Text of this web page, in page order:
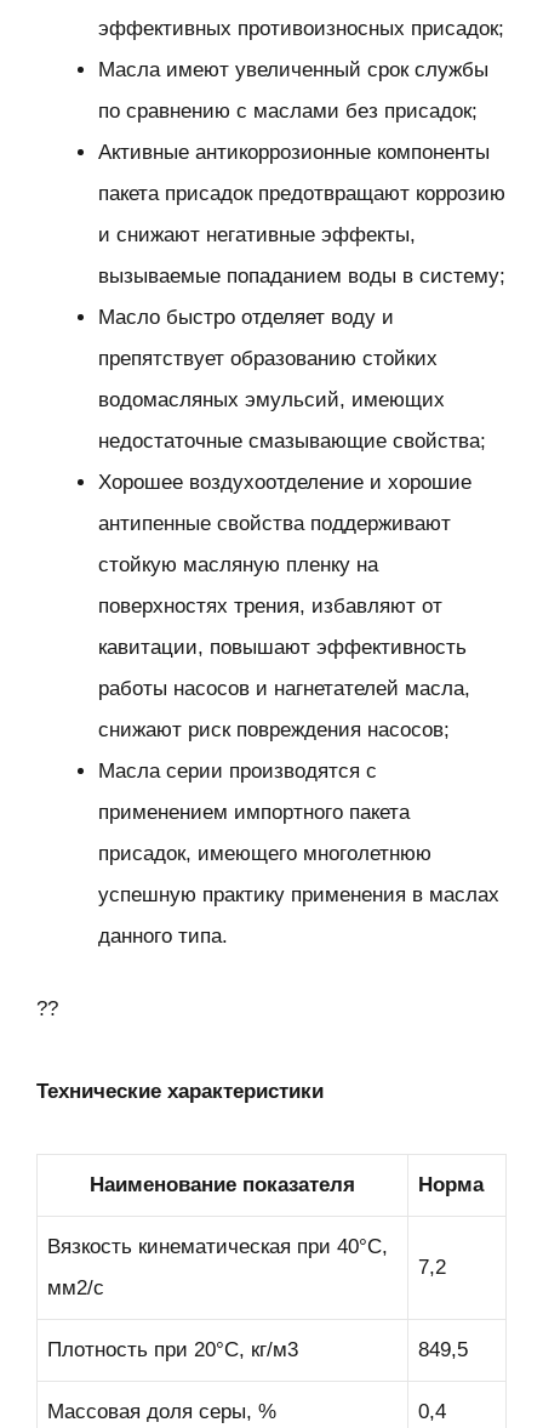
эффективных противоизносных присадок;
Масла имеют увеличенный срок службы
по сравнению с маслами без присадок;
Активные антикоррозионные компоненты
пакета присадок предотвращают коррозию
и снижают негативные эффекты,
вызываемые попаданием воды в систему;
Масло быстро отделяет воду и
препятствует образованию стойких
водомасляных эмульсий, имеющих
недостаточные смазывающие свойства;
Хорошее воздухоотделение и хорошие
антипенные свойства поддерживают
стойкую масляную пленку на
поверхностях трения, избавляют от
кавитации, повышают эффективность
работы насосов и нагнетателей масла,
снижают риск повреждения насосов;
Масла серии производятся с
применением импортного пакета
присадок, имеющего многолетнюю
успешную практику применения в маслах
данного типа.
??
Технические характеристики
Наименование показателя Норма
Вязкость кинематическая при 40°С,
мм2/с
7,2
Плотность при 20°С, кг/м3 849,5
Массовая доля серы, % 0,4